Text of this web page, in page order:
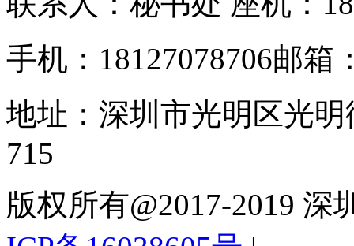
手机：18127078706邮箱
地址：深圳市光明区光
715
版权所有@2017-2019